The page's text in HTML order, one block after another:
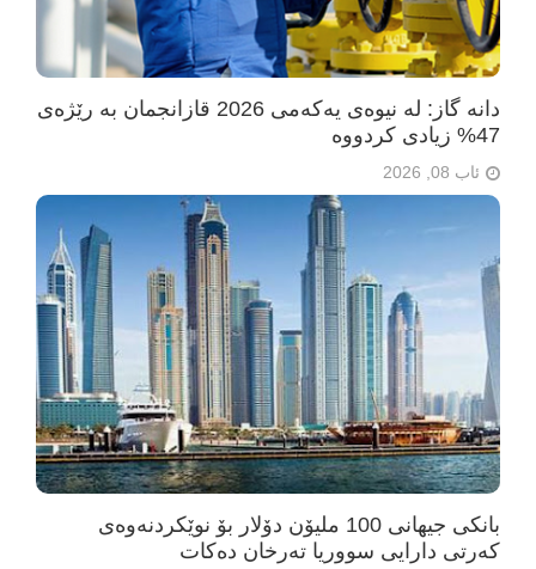
دانە گاز: لە نیوەی یەکەمی 2026 قازانجمان بە رێژەی
47% زیادی کردووە
ئاب 08, 2026
بانکی جیهانی 100 ملیۆن دۆلار بۆ نوێکردنەوەی
کەرتی دارایی سووریا تەرخان دەکات